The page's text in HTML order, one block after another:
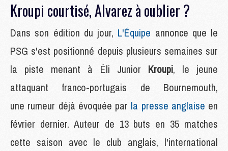
Kroupi courtisé, Alvarez à oublier ?
Dans son édition du jour, L'Équipe annonce que le
PSG s'est positionné depuis plusieurs semaines sur
la piste menant à Éli Junior Kroupi, le jeune
attaquant franco-portugais de Bournemouth,
une rumeur déjà évoquée par la presse anglaise en
février dernier. Auteur de 13 buts en 35 matches
cette saison avec le club anglais, l'international